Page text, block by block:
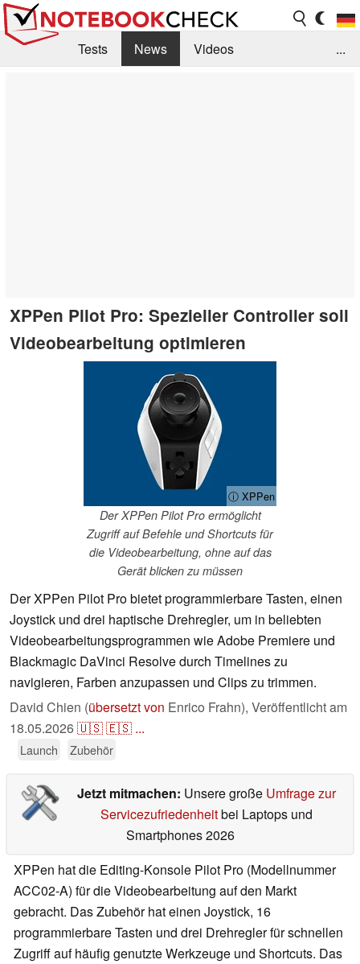
Tests News
Videos
...
XPPen Pilot Pro: Spezieller Controller soll
Videobearbeitung optimieren
ⓘ XPPen
Der XPPen Pilot Pro ermöglicht
Zugriff auf Befehle und Shortcuts für
die Videobearbeitung, ohne auf das
Gerät blicken zu müssen
Der XPPen Pilot Pro bietet programmierbare Tasten, einen
Joystick und drei haptische Drehregler, um in beliebten
Videobearbeitungsprogrammen wie Adobe Premiere und
Blackmagic DaVinci Resolve durch Timelines zu
navigieren, Farben anzupassen und Clips zu trimmen.
David Chien (übersetzt von Enrico Frahn), Veröffentlicht am
18.05.2026🇺🇸🇪🇸 ...
Launch Zubehör
Jetzt mitmachen: Unsere große Umfrage zur
Servicezufriedenheitbei Laptops und
Smartphones 2026
XPPen hat die Editing-Konsole Pilot Pro (Modellnummer
ACC02-A) für die Videobearbeitung auf den Markt
gebracht. Das Zubehör hat einen Joystick, 16
programmierbare Tasten und drei Drehregler für schnellen
Zugriff auf häufig genutzte Werkzeuge und Shortcuts. Das